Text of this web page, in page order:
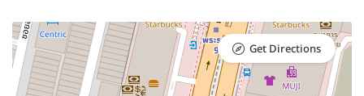
Get Directions